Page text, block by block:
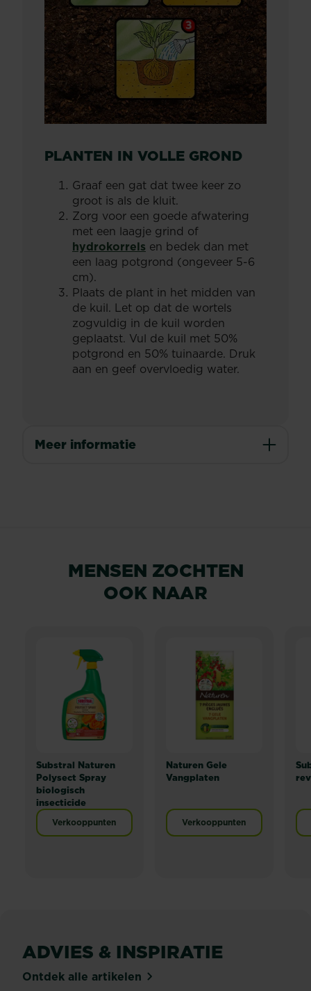
PLANTEN IN VOLLE GROND
Graaf een gat dat twee keer zo
groot is als de kluit.
Zorg voor een goede afwatering
met een laagje grind of
hydrokorrels en bedek dan met
een laag potgrond (ongeveer 5-6
cm).
Plaats de plant in het midden van
de kuil. Let op dat de wortels
zogvuldig in de kuil worden
geplaatst. Vul de kuil met 50%
potgrond en 50% tuinaarde. Druk
aan en geef overvloedig water.
Meer informatie
MENSEN ZOCHTEN
OOK NAAR
Substral Naturen
Polysect Spray
biologisch
insecticide
Verkooppunten
Naturen Gele
Vangplaten
Verkooppunten
ADVIES & INSPIRATIE
Ontdek alle artikelen